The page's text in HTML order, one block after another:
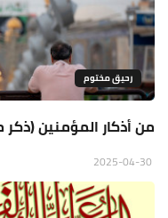
رحيق مختوم
من أذكار المؤمنين